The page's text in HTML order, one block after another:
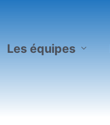
Les équipes